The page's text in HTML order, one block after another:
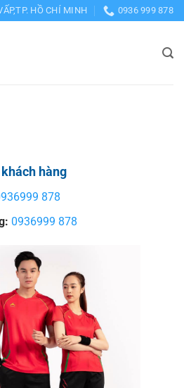
HỒ CHÍ MINH 0936 999 878
hàng
878
0936999 878